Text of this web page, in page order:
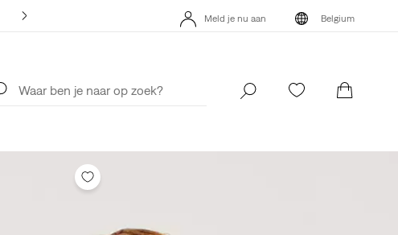
Levi's App. Het beste van Levi’s®, speciaal voor jou op maat gemaakt.
Meer details
Meld je nu aan Belgium
Levi's App. Het beste van Levi’s®, speciaal voor jou op maat gemaakt.
Meld je nu aan